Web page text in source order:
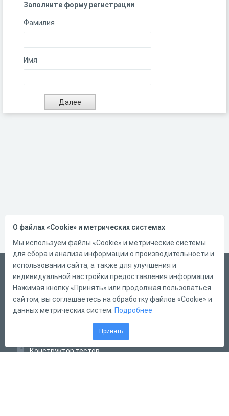
Заполните форму регистрации
Фамилия
Имя
Русский
Справка
Форма обратной связи
Конструктор тестов
О файлах «Cookie» и метрических системах
Мы используем файлы «Cookie» и метрические системы
для сбора и анализа информации о производительности и
использовании сайта, а также для улучшения и
индивидуальной настройки предоставления информации.
Нажимая кнопку «Принять» или продолжая пользоваться
сайтом, вы соглашаетесь на обработку файлов «Cookie» и
данных метрических систем. Подробнее
Принять